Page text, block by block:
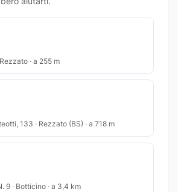
· a 255 m
133 · Rezzato (BS) · a 718 m
9 · Botticino · a 3,4 km